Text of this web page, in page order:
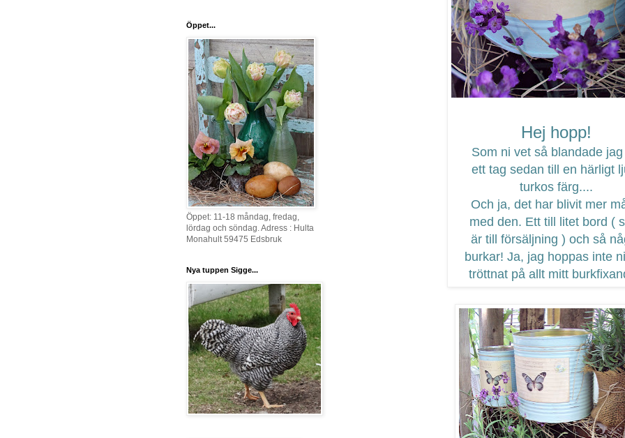
Hej hopp!
Som ni vet så blandade
ett tag sedan till en härligt
turkos färg....
Och ja, det har blivit mer
med den. Ett till litet bord (
är till försäljning ) och så
burkar! Ja, jag hoppas inte
tröttnat på allt mitt
Öppet...
Öppet: 11-18 måndag, fredag,
lördag och söndag. Adress : Hulta
Monahult 59475 Edsbruk
Nya tuppen Sigge...